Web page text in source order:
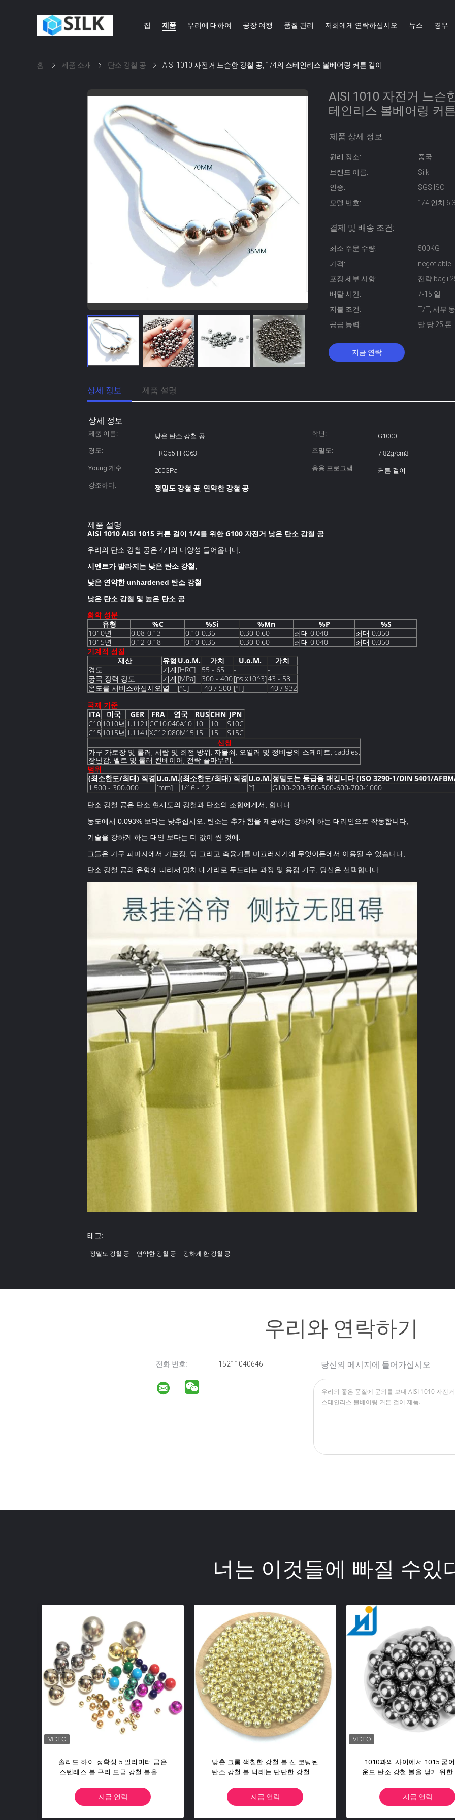
집 제품 우리에 대하여 공장 여행 품질 관리 저희에게 연락하십시오 뉴스 경우
홈 제품 소개 탄소 강철 공 AISI 1010 자전거 느슨한 강철 공, 1/4의 스테인리스 볼베어링 커튼 걸이
AISI 1010 자전거 느슨
테인리스 볼베어링 커
제품 상세 정보:
원래 장소:
중국
브랜드 이름:
Silk
인증:
SGS ISO
모델 번호:
1/4 인치
결제 및 배송 조건:
최소 주문 수량:
500KG
가격:
negotiable
포장 세부 사항:
전략
배달 시간:
7-15 일
지불 조건:
T/T, 서부
공급 능력:
달 당 25 톤
지금 연락
상세 정보 제품 설명
상세 정보
제품 이름: 낮은 탄소 강철 공 학년:
G1000
경도:
HRC55-HRC63 조밀도:
7.82g/cm3
Young 계수:
200GPa 응용 프로그램:
커튼 걸이
강조하다:
정밀도 강철 공, 연약한 강철 공
제품 설명
AISI 1010 AISI 1015 커튼 걸이 1/4를 위한 G100 자전거 낮은 탄소 강철 공
우리의 탄소 강철 공은 4개의 다양성 들어옵니다:
시멘트가 발라지는 낮은 탄소 강철,
낮은 연약한 unhardened 탄소 강철
낮은 탄소 강철 및 높은 탄소 공
화학 성분
유형 %C %Si %Mn %P
%S
1010년
0.08-0.13 0.10-0.35 0.30-0.60 최대 0.040
최대 0.050
1015년
0.12-0.18 0.10-0.35 0.30-0.60 최대 0.040 최대 0.050
기계적 성질
재산 유형 U.o.M. 가치 U.o.M.
가치
경도
기계 [HRC] 55 - 65 -
-
궁극 장력 강도
기계 [MPa] 300 - 400[psix10^3]43 - 58
온도를 서비스하십시오 열 [ºC] -40 / 500 [ºF] -40 / 932
국제 기준
ITA 미국 GER FRA 영국 RUSCHN JPN
C101010년 1.1121 CC10040A10 10 10
S10C
C15 1015년 1.1141 XC12 080M15 15 15
S15C
신청
가구 가로장 및 롤러, 서랍 및 회전 방위, 자물쇠, 오일러 및 정비공의 스케이트, caddies,
장난감, 벨트 및 롤러 컨베이어, 전락 끝마무리.
범위
(최소한도/최대) 직경 U.o.M.(최소한도/최대) 직경 U.o.M.정밀도는 등급을 매깁니다 (ISO 3290-1/DIN 5401/
1.500 - 300.000
[mm] 1/16 - 12 [”] G100-200-300-500-600-700-1000
탄소 강철 공은 탄소 현재도의 강철과 탄소의 조합에게서, 합니다
농도에서 0.093% 보다는 낮추십시오. 탄소는 추가 힘을 제공하는 강하게 하는 대리인으로 작동합니다,
기술을 강하게 하는 대안 보다는 더 값이 싼 것에.
그들은 가구 피마자에서 가로장, 닦 그리고 축융기를 미끄러지기에 무엇이든에서 이용될 수 있습니다,
탄소 강철 공의 유형에 따라서 망치 대가리로 두드리는 과정 및 용접 기구, 당신은 선택합니다.
태그:
정밀도 강철 공 연약한 강철 공 강하게 한 강철 공
우리와 연락하기
전화 번호: 15211040646 당신의 메시지에 들어가십시오
너는 이것들에 빠질 수있
1/8과의 사이에서 " 3.175MM 자전거
강철 볼을 낳기 위한 Q235 G100 -
지금 연락
공 G500 G200을 지니는 0.5 밀리미
터 내지 50.8 밀리미터 단단한 정확성
세요
지금 연락
AISI 1010 반사경은 고무총을
밀리미터 탄소 강철 볼을 닦았
지금 연락